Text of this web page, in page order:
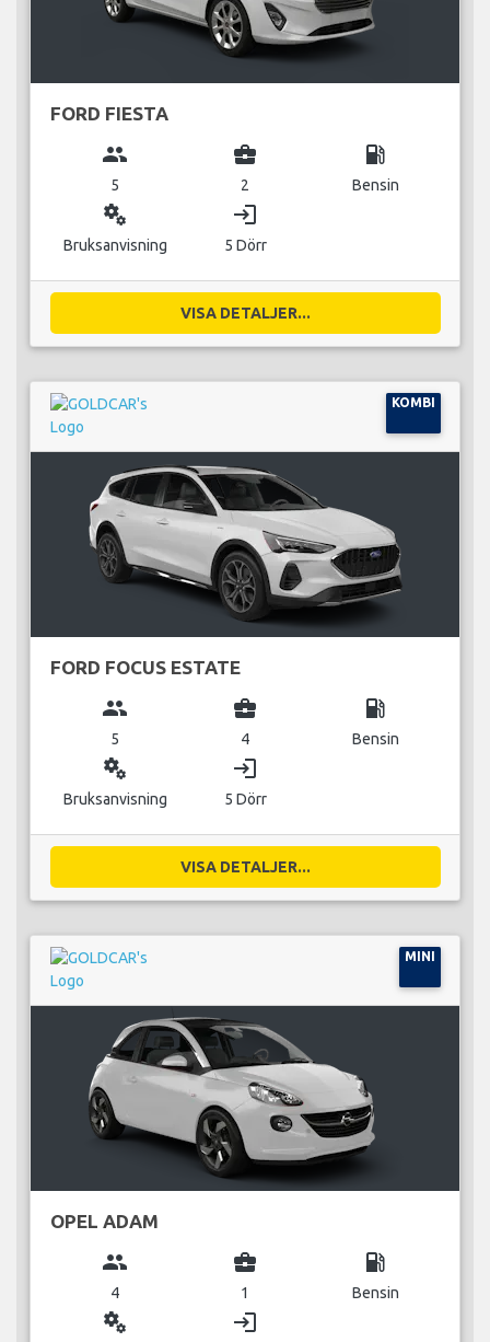
FORD FIESTA
group
5
business_center
2
local_gas_station
Bensin
miscellaneous_services
Bruksanvisning
login
5 Dörr
VISA DETALJER...
KOMBI
FORD FOCUS ESTATE
group
5
business_center
4
local_gas_station
Bensin
miscellaneous_services
Bruksanvisning
login
5 Dörr
VISA DETALJER...
MINI
OPEL ADAM
group
4
business_center
1
local_gas_station
Bensin
miscellaneous_services login